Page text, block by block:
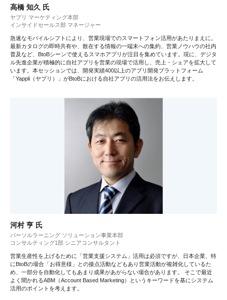
高橋 知久 氏
ヤプリ マーケティング本部
インサイドセールス部 マネージャー
急速なモバイルシフトにより、営業現場でのスマートフォン活用があたりまえに。
最新カタログの即時共有や、散在する情報の一端末への集約、営業ノウハウの社内
普及など、BtoBシーンで使えるスマホアプリが注目を集めています。現に、デジタ
ル先進企業が積極的に自社アプリを営業の現場で活用し、売上・シェアを拡大して
います。本セッションでは、開発実績400以上のアプリ開発プラットフォーム
「Yappli（ヤプリ）」がBtoBにおける自社アプリの活用法をお伝えします。
河村 亨 氏
パーソルラーニング ソリューション事業本部
コンサルティング1部 シニアコンサルタント
営業生産性を上げるために「営業支援システム」活用は必須ですが、日本企業、特
にBtoBの場合「お得意様」との接点活動などもあり営業活動が複雑化しているた
め、一部分を自動化してもあまり成果があがらない場合があります。 そこで最近
よく聞かれるABM（Account Based Marketing）というキーワードを基にシステム
活用のポイントを考えます。